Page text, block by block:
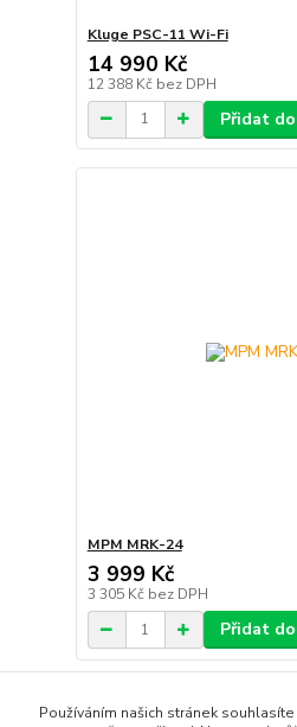
Kluge PSC-11 Wi-Fi
14 990 Kč
12 388 Kč bez DPH
Přidat
MPM MRK-24
3 999 Kč
3 305 Kč bez DPH
Přidat
strana
Používáním našich stránek